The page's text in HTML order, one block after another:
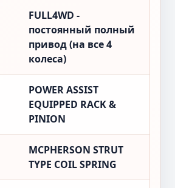
FULL4WD -
постоянный полный
привод (на все 4
колеса)
POWER ASSIST
EQUIPPED RACK &
PINION
MCPHERSON STRUT
TYPE COIL SPRING